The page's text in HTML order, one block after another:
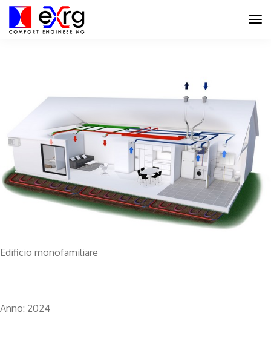
Edificio monofamiliare
Anno: 2024